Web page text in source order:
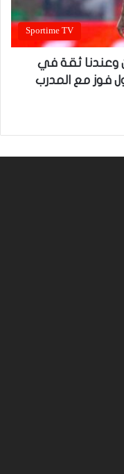
Sportime TV
وعندنا ثقة في
فوز مع المدرب